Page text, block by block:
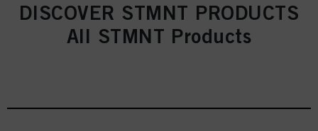
DISCOVER STMNT PRODUCTS
All STMNT Products